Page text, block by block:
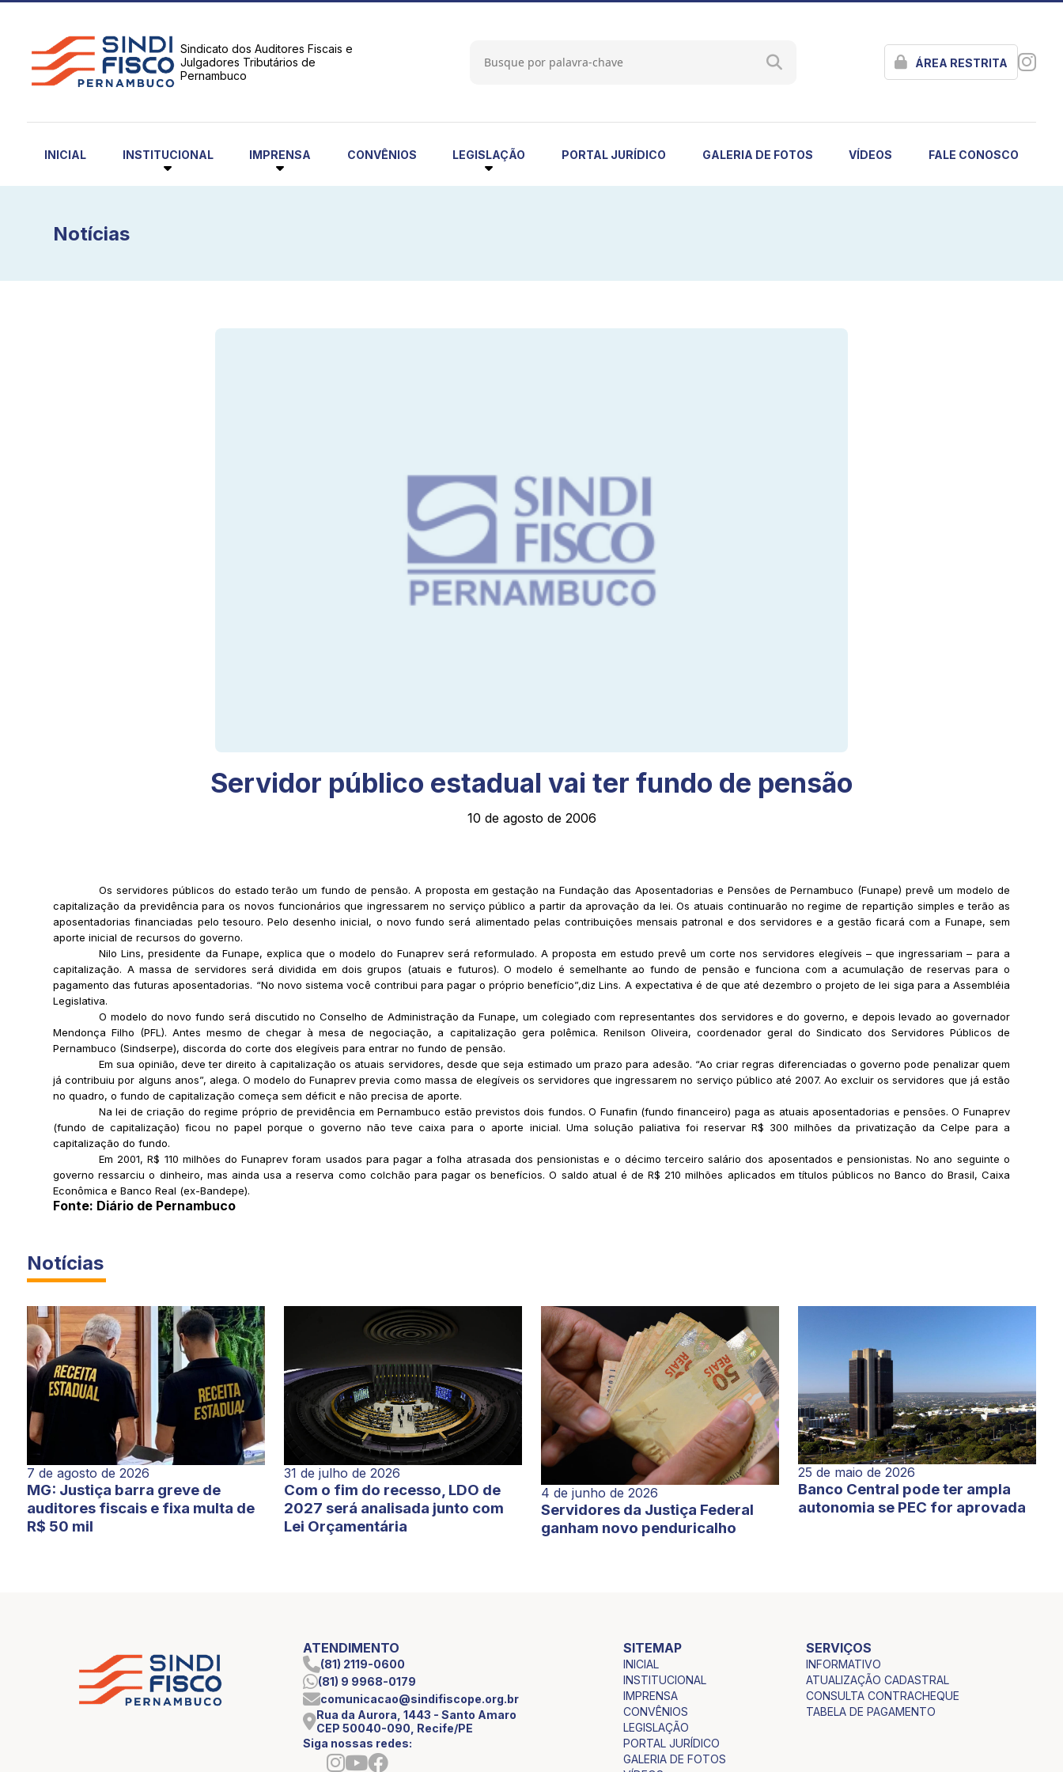
Sindicato dos Auditores Fiscais e
Julgadores Tributários de
Pernambuco
ÁREA RESTRITA
INICIAL INSTITUCIONAL IMPRENSA CONVÊNIOS LEGISLAÇÃO PORTAL JURÍDICO GALERIA DE FOTOS VÍDEOS FALE CONOSCO
Notícias
Servidor público estadual vai ter fundo de pensão
10 de agosto de 2006
Os servidores públicos do estado terão um fundo de pensão. A proposta em gestação na Fundação das Aposentadorias e Pensões de Pernambuco (Funape) prevê um modelo de
capitalização da previdência para os novos funcionários que ingressarem no serviço público a partir da aprovação da lei. Os atuais continuarão no regime de repartição simples e terão as
aposentadorias financiadas pelo tesouro. Pelo desenho inicial, o novo fundo será alimentado pelas contribuições mensais patronal e dos servidores e a gestão ficará com a Funape, sem
aporte inicial de recursos do governo.
Nilo Lins, presidente da Funape, explica que o modelo do Funaprev será reformulado. A proposta em estudo prevê um corte nos servidores elegíveis – que ingressariam – para a
capitalização. A massa de servidores será dividida em dois grupos (atuais e futuros). O modelo é semelhante ao fundo de pensão e funciona com a acumulação de reservas para o
pagamento das futuras aposentadorias. “No novo sistema você contribui para pagar o próprio benefício”,diz Lins. A expectativa é de que até dezembro o projeto de lei siga para a Assembléia
Legislativa.
O modelo do novo fundo será discutido no Conselho de Administração da Funape, um colegiado com representantes dos servidores e do governo, e depois levado ao governador
Mendonça Filho (PFL). Antes mesmo de chegar à mesa de negociação, a capitalização gera polêmica. Renilson Oliveira, coordenador geral do Sindicato dos Servidores Públicos de
Pernambuco (Sindserpe), discorda do corte dos elegíveis para entrar no fundo de pensão.
Em sua opinião, deve ter direito à capitalização os atuais servidores, desde que seja estimado um prazo para adesão. “Ao criar regras diferenciadas o governo pode penalizar quem
já contribuiu por alguns anos”, alega. O modelo do Funaprev previa como massa de elegíveis os servidores que ingressarem no serviço público até 2007. Ao excluir os servidores que já estão
no quadro, o fundo de capitalização começa sem déficit e não precisa de aporte.
Na lei de criação do regime próprio de previdência em Pernambuco estão previstos dois fundos. O Funafin (fundo financeiro) paga as atuais aposentadorias e pensões. O Funaprev
(fundo de capitalização) ficou no papel porque o governo não teve caixa para o aporte inicial. Uma solução paliativa foi reservar R$ 300 milhões da privatização da Celpe para a
capitalização do fundo.
Em 2001, R$ 110 milhões do Funaprev foram usados para pagar a folha atrasada dos pensionistas e o décimo terceiro salário dos aposentados e pensionistas. No ano seguinte o
governo ressarciu o dinheiro, mas ainda usa a reserva como colchão para pagar os benefícios. O saldo atual é de R$ 210 milhões aplicados em títulos públicos no Banco do Brasil, Caixa
Econômica e Banco Real (ex-Bandepe).
Fonte: Diário de Pernambuco
Notícias
7 de agosto de 2026
MG: Justiça barra greve de
auditores fiscais e fixa multa de
R$ 50 mil
31 de julho de 2026
Com o fim do recesso, LDO de
2027 será analisada junto com
Lei Orçamentária
4 de junho de 2026
Servidores da Justiça Federal
ganham novo penduricalho
25 de maio de 2026
Banco Central pode ter ampla
autonomia se PEC for aprovada
ATENDIMENTO
(81) 2119-0600
(81) 9 9968-0179
comunicacao@sindifiscope.org.br
Rua da Aurora, 1443 - Santo Amaro
CEP 50040-090, Recife/PE
Siga nossas redes:
SITEMAP
INICIAL
INSTITUCIONAL
IMPRENSA
CONVÊNIOS
LEGISLAÇÃO
PORTAL JURÍDICO
GALERIA DE FOTOS
SERVIÇOS
INFORMATIVO
ATUALIZAÇÃO CADASTRAL
CONSULTA CONTRACHEQUE
TABELA DE PAGAMENTO